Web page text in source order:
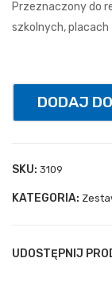
Przeznaczony do
szkolnych,
DODAJ
SKU: 3109
KATEGORIA:
UDOSTĘPNIJ